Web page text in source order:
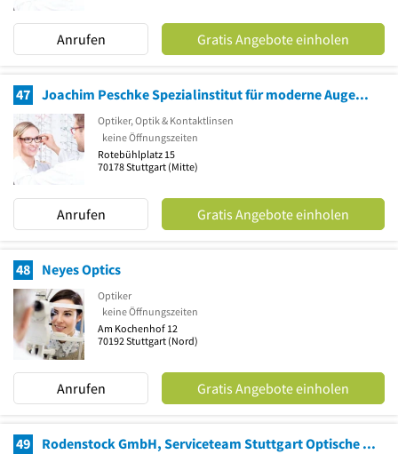
Anrufen Gratis Angebote einholen
47 Joachim Peschke Spezialinstitut für moderne Augengläser
Optiker, Optik & Kontaktlinsen
keine Öffnungszeiten
Rotebühlplatz 15
70178Stuttgart (Mitte)
Anrufen Gratis Angebote einholen
48 Neyes Optics
Optiker
keine Öffnungszeiten
Am Kochenhof 12
70192Stuttgart (Nord)
Anrufen Gratis Angebote einholen
49 Rodenstock GmbH, Serviceteam Stuttgart Optische Artikel u. Instrumente